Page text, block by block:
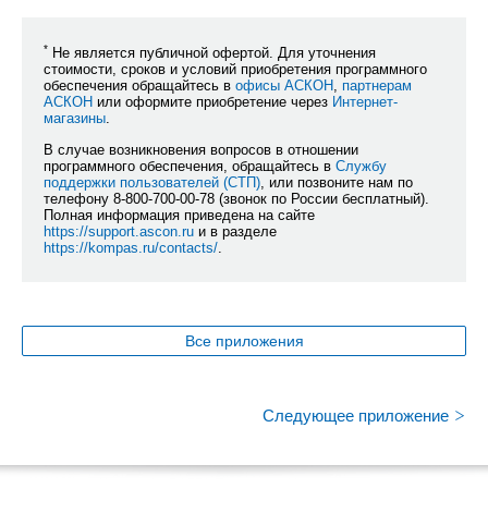
* Не является публичной офертой. Для уточнения
стоимости, сроков и условий приобретения программного
обеспечения обращайтесь в офисы АСКОН партнерам
АСКОН или оформите приобретение через Интернет-
магазины
В случае возникновения вопросов в отношении
программного обеспечения, обращайтесь в Службу
поддержки пользователей (СТП) , или позвоните нам по
телефону 8-800-700-00-78 (звонок по России бесплатный).
Полная информация приведена на сайте
https://support.ascon.ru и в разделе
https://kompas.ru/contacts/
Все приложения
Следующее приложение >